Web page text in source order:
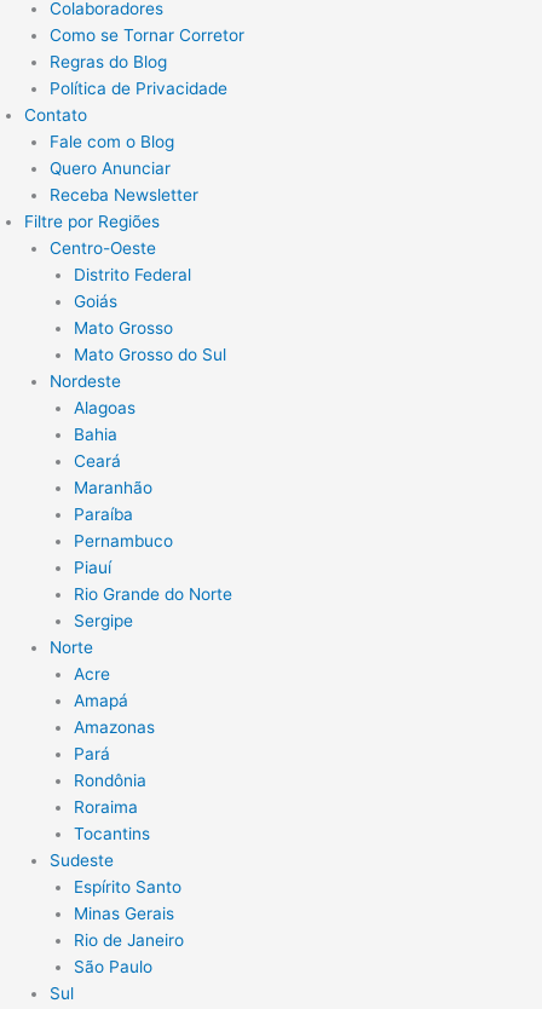
Colaboradores
Como se Tornar Corretor
Regras do Blog
Política de Privacidade
Contato
Fale com o Blog
Quero Anunciar
Receba Newsletter
Filtre por Regiões
Centro-Oeste
Distrito Federal
Goiás
Mato Grosso
Mato Grosso do Sul
Nordeste
Alagoas
Bahia
Ceará
Maranhão
Paraíba
Pernambuco
Piauí
Rio Grande do Norte
Sergipe
Norte
Acre
Amapá
Amazonas
Pará
Rondônia
Roraima
Tocantins
Sudeste
Espírito Santo
Minas Gerais
Rio de Janeiro
São Paulo
Sul